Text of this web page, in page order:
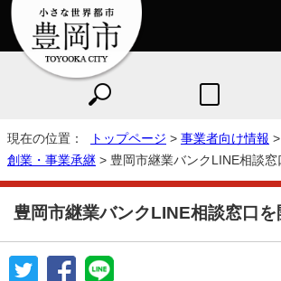
現在の位置： トップページ > 事業者向け情報 >
創業・事業承継 > 豊岡市継業バンクLINE相談窓
豊岡市継業バンクLINE相談窓口を